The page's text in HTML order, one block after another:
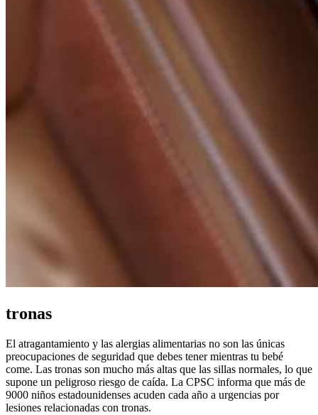
tronas
El atragantamiento y las alergias alimentarias no son las únicas
preocupaciones de seguridad que debes tener mientras tu bebé
come. Las tronas son mucho más altas que las sillas normales, lo que
supone un peligroso riesgo de caída. La CPSC informa que más de
9000 niños estadounidenses acuden cada año a urgencias por
lesiones relacionadas con tronas.